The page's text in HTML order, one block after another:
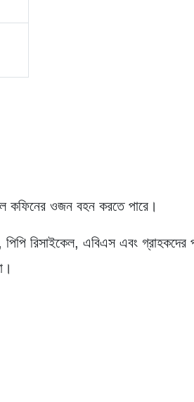
কফিনের ওজন বহন করতে পারে।
পিপি রিসাইকেল, এবিএস এবং